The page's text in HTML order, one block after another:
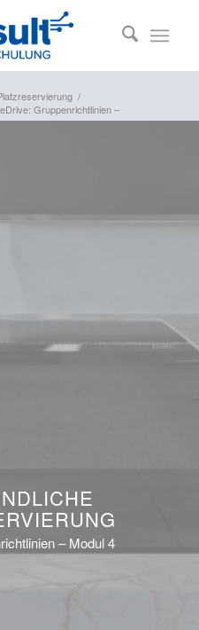
/
Gruppenrichtlinien –
– Modul 4